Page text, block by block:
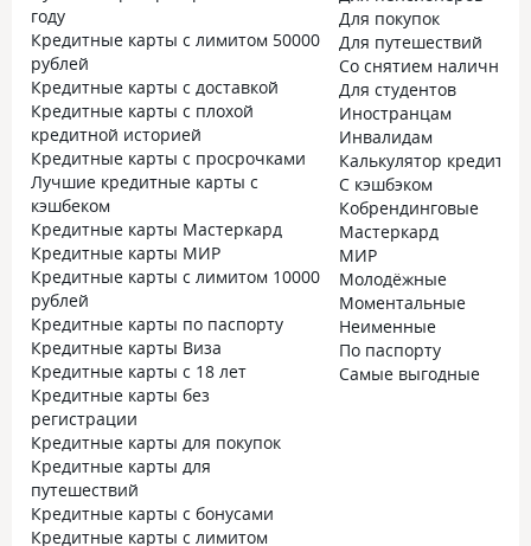
году
Кредитные карты с лимитом 50000
рублей
Кредитные карты с доставкой
Кредитные карты с плохой
кредитной историей
Кредитные карты с просрочками
Лучшие кредитные карты с
кэшбеком
Кредитные карты Мастеркард
Кредитные карты МИР
Кредитные карты с лимитом 10000
рублей
Кредитные карты по паспорту
Кредитные карты Виза
Кредитные карты с 18 лет
Кредитные карты без
регистрации
Кредитные карты для покупок
Кредитные карты для
путешествий
Кредитные карты с бонусами
Кредитные карты с лимитом
Для покупок
Для путешествий
Со снятием наличных
Для студентов
Иностранцам
Инвалидам
Калькулятор
С кэшбэком
Кобрендинговые
Мастеркард
МИР
Молодёжные
Моментальные
Неименные
По паспорту
Самые выгодные